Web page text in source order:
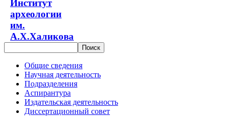
Институт
археологии
им.
А.Х.Халикова
Общие сведения
Научная деятельность
Подразделения
Аспирантура
Издательская деятельность
Диссертационный совет